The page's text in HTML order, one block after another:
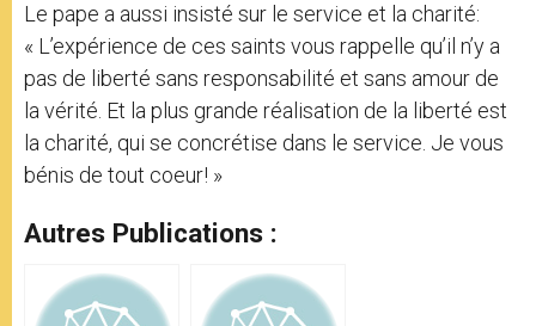
Le pape a aussi insisté sur le service et la charité:
« L’expérience de ces saints vous rappelle qu’il n’y a
pas de liberté sans responsabilité et sans amour de
la vérité. Et la plus grande réalisation de la liberté est
la charité, qui se concrétise dans le service. Je vous
bénis de tout coeur! »
Autres Publications :